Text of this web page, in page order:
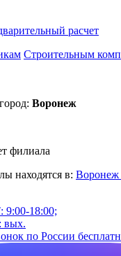
расчет
Строительным
Воронеж
филиала
находятся в: Воронеж
18:00;
вых.
по России